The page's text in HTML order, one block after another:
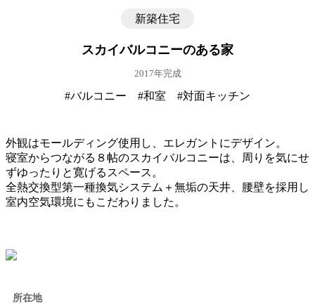
新築住宅
スカイバルコニーのある家
2017年完成
#バルコニー #和室 #対面キッチン
外観はモールディング使用し、エレガントにデザイン。
寝室からつながる８帖のスカイバルコニーは、周りを気にせ
ずゆったりと寛げるスペース。
全熱交換型第一種換気システム＋無垢の天井、腰壁を採用し
室内空気環境にもこだわりました。
所在地